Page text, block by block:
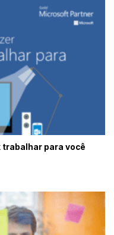
trabalhar para você